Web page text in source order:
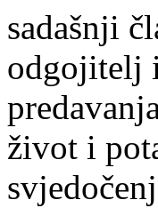
sadašnji
odgojitelj
život i